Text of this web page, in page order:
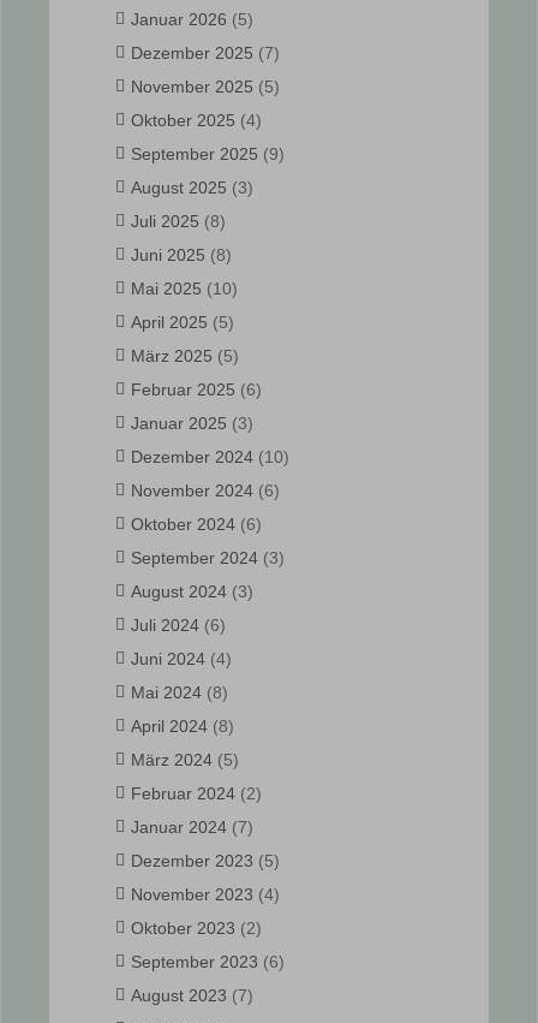
Januar 2026 (5)
Dezember 2025 (7)
November 2025 (5)
Oktober 2025 (4)
September 2025 (9)
August 2025 (3)
Juli 2025 (8)
Juni 2025 (8)
Mai 2025 (10)
April 2025 (5)
März 2025 (5)
Februar 2025 (6)
Januar 2025 (3)
Dezember 2024 (10)
November 2024 (6)
Oktober 2024 (6)
September 2024 (3)
August 2024 (3)
Juli 2024 (6)
Juni 2024 (4)
Mai 2024 (8)
April 2024 (8)
März 2024 (5)
Februar 2024 (2)
Januar 2024 (7)
Dezember 2023 (5)
November 2023 (4)
Oktober 2023 (2)
September 2023 (6)
August 2023 (7)